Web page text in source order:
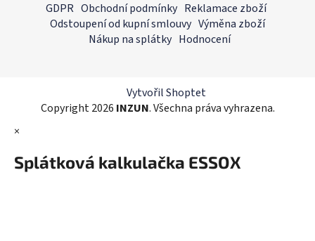
d
a
c
r
v
v
ý
GDPR Obchodní podmínky Reklamace zboží
Odstoupení od kupní smlouvy Výměna zboží
Nákup na splátky Hodnocení
Vytvořil Shoptet
Copyright 2026 INZUN. Všechna práva vyhrazena.
×
Splátková kalkulačka ESSOX